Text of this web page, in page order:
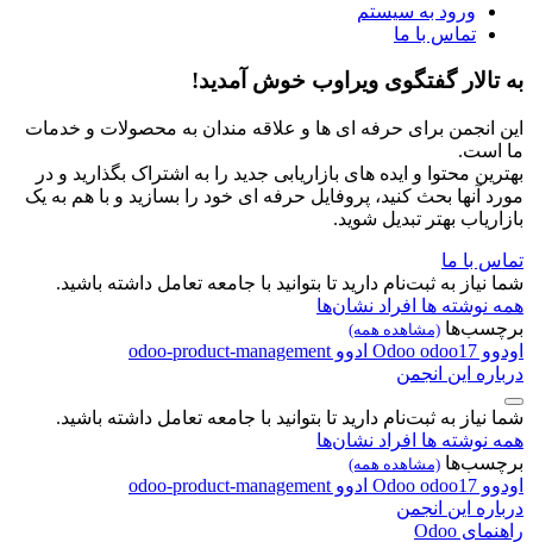
ورود به سیستم
تماس با ما
به تالار گفتگوی ویراوب خوش آمدید!
این انجمن برای حرفه ای ها و علاقه مندان به محصولات و خدمات
ما است.
بهترین محتوا و ایده های بازاریابی جدید را به اشتراک بگذارید و در
مورد آنها بحث کنید، پروفایل حرفه ای خود را بسازید و با هم به یک
بازاریاب بهتر تبدیل شوید.
تماس با ما
شما نیاز به ثبت‌نام دارید تا بتوانید با جامعه تعامل داشته باشید.
همه نوشته ها افراد نشان‌ها
برچسب‌ها (مشاهده همه)
اودوو Odoo odoo17 ادوو odoo-product-management
درباره این انجمن
شما نیاز به ثبت‌نام دارید تا بتوانید با جامعه تعامل داشته باشید.
همه نوشته ها افراد نشان‌ها
برچسب‌ها (مشاهده همه)
اودوو Odoo odoo17 ادوو odoo-product-management
درباره این انجمن
راهنمای Odoo